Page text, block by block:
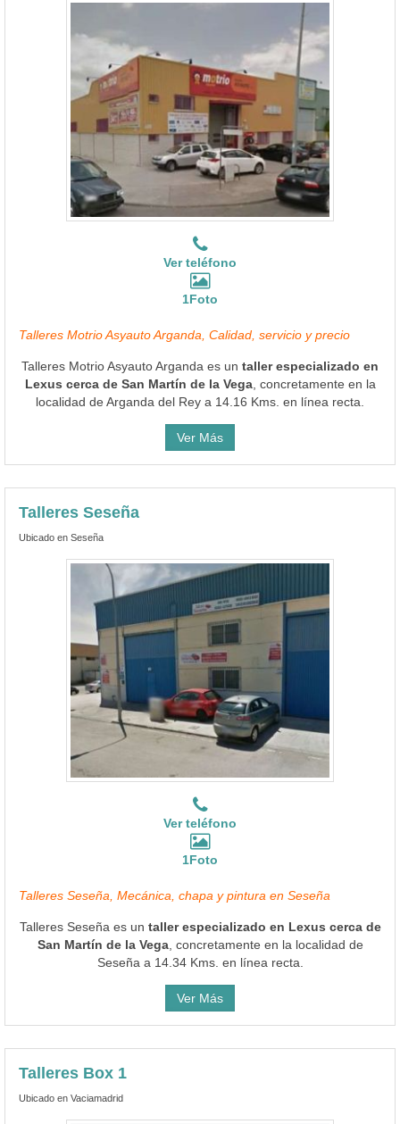
Ver teléfono
1Foto
Talleres Motrio Asyauto Arganda, Calidad, servicio y precio
Talleres Motrio Asyauto Arganda es un taller especializado en
Lexus cerca de San Martín de la Vega, concretamente en la
localidad de Arganda del Rey a 14.16 Kms. en línea recta.
Ver Más
Talleres Seseña
Ubicado en Seseña
Ver teléfono
1Foto
Talleres Seseña, Mecánica, chapa y pintura en Seseña
Talleres Seseña es un taller especializado en Lexus cerca de
San Martín de la Vega, concretamente en la localidad de
Seseña a 14.34 Kms. en línea recta.
Ver Más
Talleres Box 1
Ubicado en Vaciamadrid